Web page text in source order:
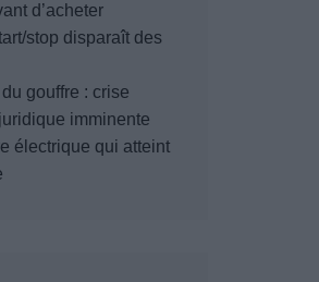
d’acheter
stop disparaît des
gouffre : crise
imminente
électrique qui atteint